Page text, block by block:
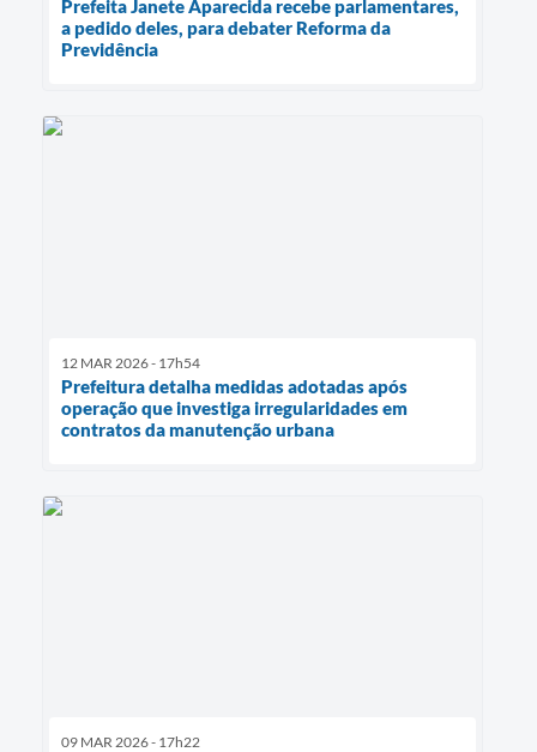
Prefeita Janete Aparecida recebe parlamentares,
a pedido deles, para debater Reforma da
Previdência
12 MAR 2026 - 17h54
Prefeitura detalha medidas adotadas após
operação que investiga irregularidades em
contratos da manutenção urbana
09 MAR 2026 - 17h22